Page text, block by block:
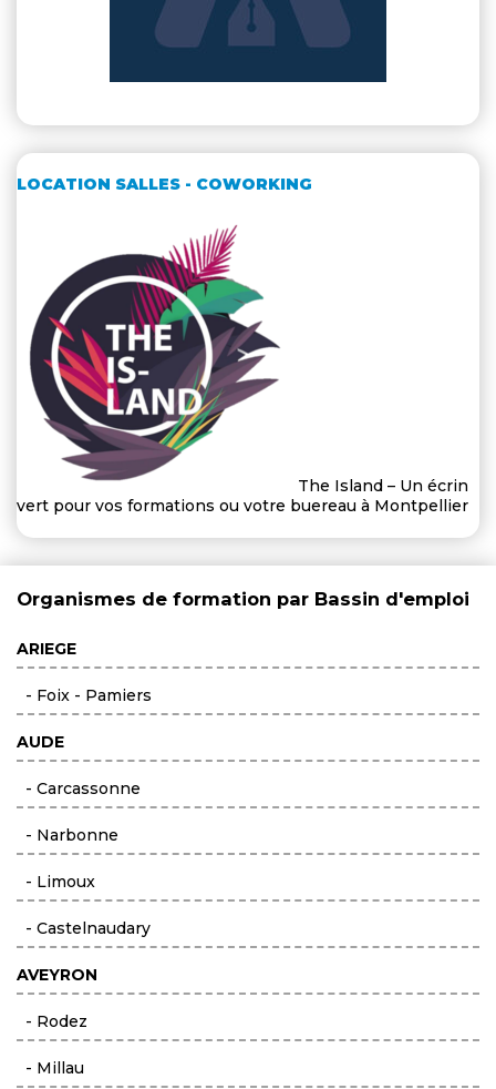
LOCATION SALLES - COWORKING
The Island – Un écrin
vert pour vos formations ou votre buereau à Montpellier
Organismes de formation par Bassin d'emploi
ARIEGE
- Foix - Pamiers
AUDE
- Carcassonne
- Narbonne
- Limoux
- Castelnaudary
AVEYRON
- Rodez
- Millau